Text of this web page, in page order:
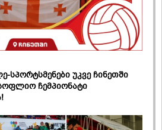
სპორტსმენები უკვე ჩინეთში
ჩემპიონატი